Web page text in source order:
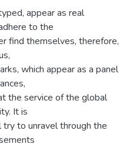
appear as real
to the
find themselves, therefore,
which appear as a panel
the service of the global
It is
to unravel through the